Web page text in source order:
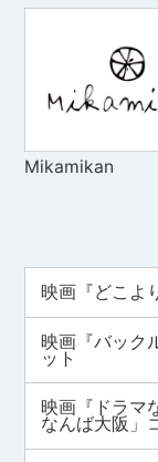
Mikamikan
映画『どこよ
映画『バック
ット
映画『ドラマ
なんば大阪」